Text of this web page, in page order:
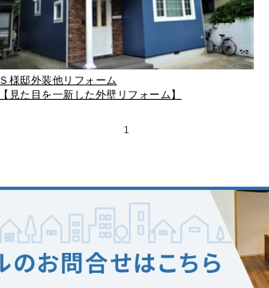
Ｓ様邸外装他リフォーム
【見た目を一新した外壁リフォーム】
1